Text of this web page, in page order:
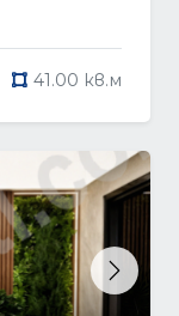
41.00 кв.м
Next